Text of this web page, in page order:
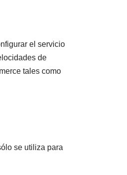
el servicio
de
tales como
se utiliza para